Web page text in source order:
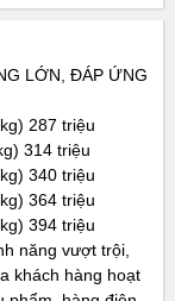
LỚN, ĐÁP ỨNG
287 triệu
314 triệu
340 triệu
364 triệu
394 triệu
năng vượt trội,
khách hàng hoạt